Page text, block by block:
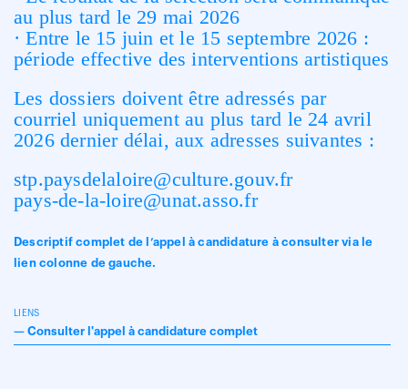
au plus tard le 29 mai 2026
· Entre le 15 juin et le 15 septembre 2026 :
période effective des interventions artistiques
Les dossiers doivent être adressés par
courriel uniquement au plus tard le 24 avril
2026 dernier délai, aux adresses suivantes :
stp.paysdelaloire@culture.gouv.fr
pays-de-la-loire@unat.asso.fr
Descriptif complet de l’appel à candidature à consulter via le
lien colonne de gauche.
LIENS
— Consulter l'appel à candidature complet